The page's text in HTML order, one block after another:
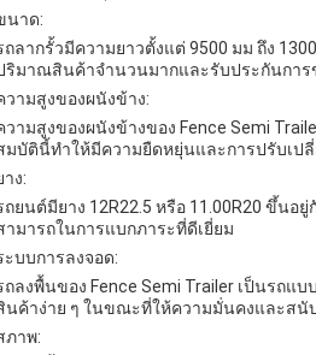
นาด:
ถลากรั้วมีความยาวตั้งแต่ 9500 มม ถึง
ริมาณสินค้าจํานวนมากและรับประกันการ
วามสูงของผนังข้าง:
วามสูงของผนังข้างของ Fence Semi
มบัตินี้ทําให้มีความยืดหยุ่นและการปรับเป
าง:
ถยนต์มียาง 12R22.5 หรือ 11.00R20 ขึ้น
ามารถในการแบกภาระที่ดีเยี่ยม
ะบบการลงจอด:
ถลงพื้นของ Fence Semi Trailer เป็นรถ
นค้าง่าย ๆ ในขณะที่ให้ความมั่นคงและสนั
ภาพ: